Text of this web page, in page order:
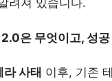
려져 있습니다.
은 무엇이고, 성공
라 사태 이후, 기존